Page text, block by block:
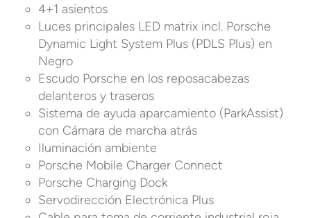
4+1 asientos
Luces principales LED matrix incl. Porsche
Dynamic Light System Plus (PDLS Plus) en
Negro
Escudo Porsche en los reposacabezas
delanteros y traseros
Sistema de ayuda aparcamiento (ParkAssist)
con Cámara de marcha atrás
Iluminación ambiente
Porsche Mobile Charger Connect
Porsche Charging Dock
Servodirección Electrónica Plus